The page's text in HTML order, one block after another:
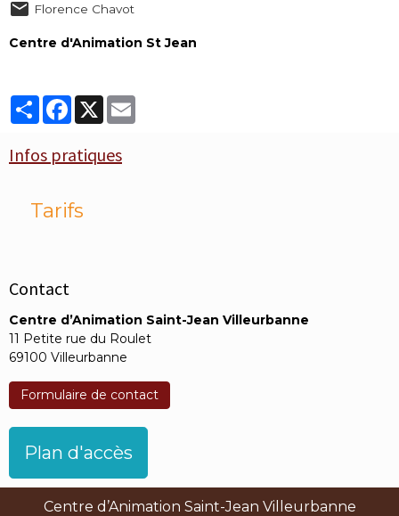
Florence Chavot
Centre d'Animation St Jean
PartagerFacebook
X
Infos pratiques
Tarifs
Contact
Centre d’Animation Saint-Jean Villeurbanne
11 Petite rue du Roulet
69100 Villeurbanne
Formulaire de contact
Plan d'accès
Centre d’Animation Saint-Jean Villeurbanne